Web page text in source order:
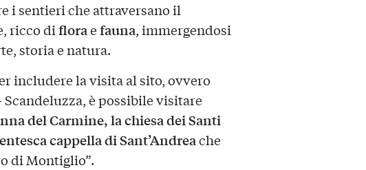
i sentieri che attraversano il
ricco difloraefauna, immergendosi
storia e natura.
includere la visita al sito, ovvero
è possibile visitare
del Carmine, la chiesa dei Santi
cappella di Sant’Andreache
di Montiglio”.